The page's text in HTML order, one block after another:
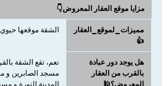
مزايا موقع العقار المعروض👇
مميزات_لموقع_العقار
👍
الشقة موقعها
هل يوجد دور عبادة
بالقرب من العقار
المعروض؟🕌
نعم، تقع الشقة
مسجد الصابرين و
المدينة النورة و